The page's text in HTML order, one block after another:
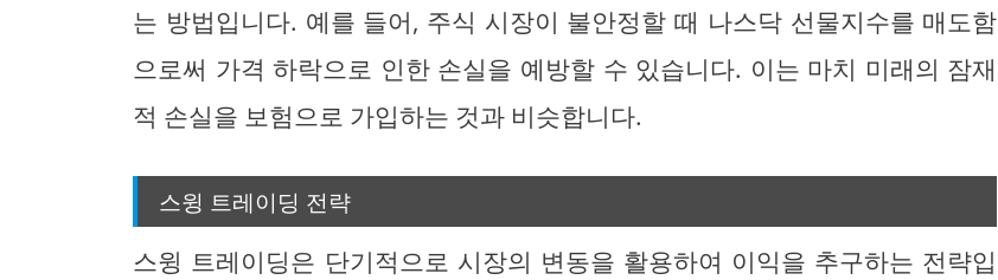
는 방법입니다. 예를 들어, 주식 시장이 불안정할 때 나스닥 선물지수를 매도함
으로써 가격 하락으로 인한 손실을 예방할 수 있습니다. 이는 마치 미래의 잠재
적 손실을 보험으로 가입하는 것과 비슷합니다.
스윙 트레이딩 전략
스윙 트레이딩은 단기적으로 시장의 변동을 활용하여 이익을 추구하는 전략입